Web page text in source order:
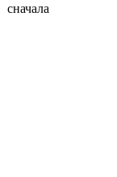
сначала